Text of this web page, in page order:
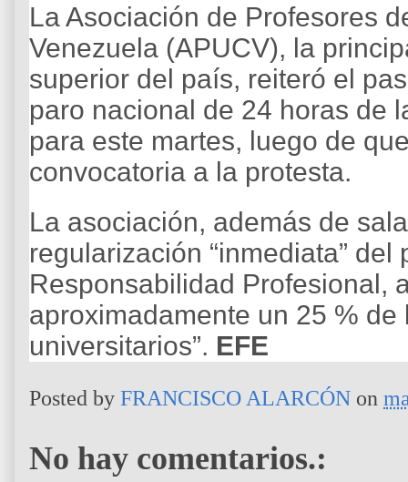
La Asociación de Profesores
Venezuela (APUCV), la
superior del país, reiteró el
paro nacional de 24 horas de
para este martes, luego de
convocatoria a la protesta.
La asociación, además de
regularización “inmediata” del
Responsabilidad Profesional,
aproximadamente un 25 % de
universitarios”. EFE
Posted by FRANCISCO ALARCÓN on
No hay comentarios.: